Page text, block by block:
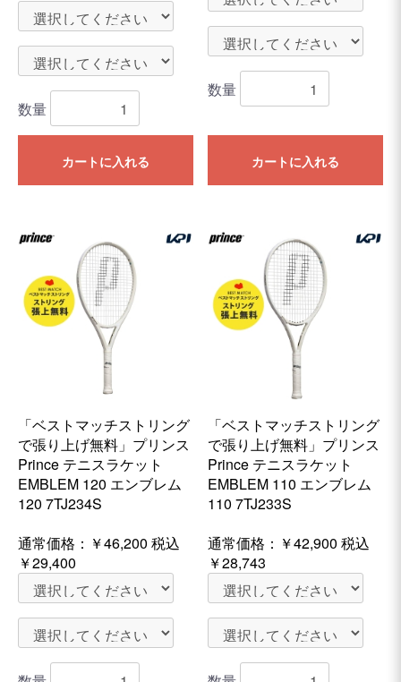
数量
カートに入れる
数量
カートに入れる
「ベストマッチストリング
で張り上げ無料」プリンス
Prince テニスラケット
EMBLEM 120 エンブレム
120 7TJ234S
通常価格： ￥46,200 税込
￥29,400
「ベストマッチストリング
で張り上げ無料」プリンス
Prince テニスラケット
EMBLEM 110 エンブレム
110 7TJ233S
通常価格： ￥42,900 税込
￥28,743